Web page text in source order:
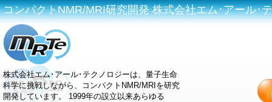
コンパクトNMR/MRI研究開発 株式会社エム･アール･
株式会社エム･アール･テクノロジーは、量子生命
科学に挑戦しながら、コンパクトNMR/MRIを研究
開発しています。 1999年の設立以来あらゆる